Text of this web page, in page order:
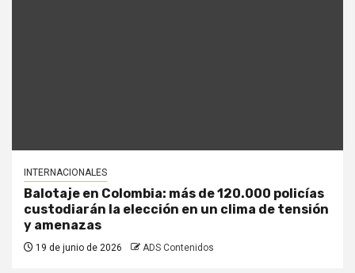
INTERNACIONALES
Balotaje en Colombia: más de 120.000 policías
custodiarán la elección en un clima de tensión
y amenazas
19 de junio de 2026 ADS Contenidos